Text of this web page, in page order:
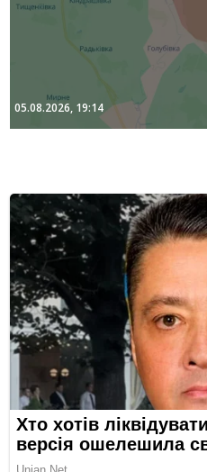
05.08.2026, 19:14